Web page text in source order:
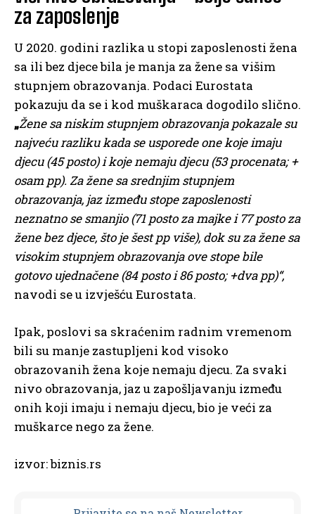
za zaposlenje
U 2020. godini razlika u stopi zaposlenosti žena
sa ili bez djece bila je manja za žene sa višim
stupnjem obrazovanja. Podaci Eurostata
pokazuju da se i kod muškaraca dogodilo slično.
„Žene sa niskim stupnjem obrazovanja pokazale su
najveću razliku kada se usporede one koje imaju
djecu (45 posto) i koje nemaju djecu (53 procenata; +
osam pp). Za žene sa srednjim stupnjem
obrazovanja, jaz između stope zaposlenosti
neznatno se smanjio (71 posto za majke i 77 posto za
žene bez djece, što je šest pp više), dok su za žene sa
visokim stupnjem obrazovanja ove stope bile
gotovo ujednačene (84 posto i 86 posto; +dva pp)“,
navodi se u izvješću Eurostata.
Ipak, poslovi sa skraćenim radnim vremenom
bili su manje zastupljeni kod visoko
obrazovanih žena koje nemaju djecu. Za svaki
nivo obrazovanja, jaz u zapošljavanju između
onih koji imaju i nemaju djecu, bio je veći za
muškarce nego za žene.
izvor: biznis.rs